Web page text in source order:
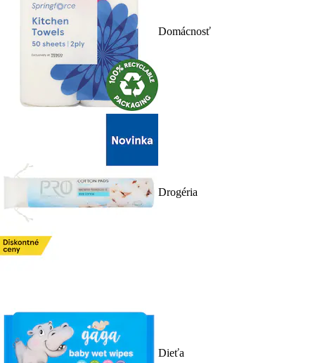
Domácnosť
Drogéria
Dieťa